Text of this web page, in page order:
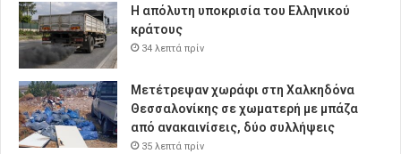
Η απόλυτη υποκρισία του Ελληνικού
κράτους
34 λεπτά πρίν
Μετέτρεψαν χωράφι στη Χαλκηδόνα
Θεσσαλονίκης σε χωματερή με μπάζα
από ανακαινίσεις, δύο συλλήψεις
35 λεπτά πρίν